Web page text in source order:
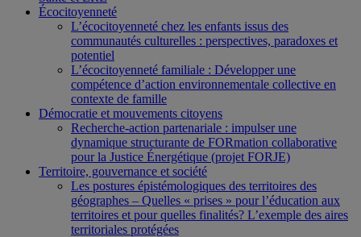
Écocitoyenneté
L’écocitoyenneté chez les enfants issus des
communautés culturelles : perspectives, paradoxes et
potentiel
L’écocitoyenneté familiale : Développer une
compétence d’action environnementale collective en
contexte de famille
Démocratie et mouvements citoyens
Recherche-action partenariale : impulser une
dynamique structurante de FORmation collaborative
pour la Justice Énergétique (projet FORJE)
Territoire, gouvernance et société
Les postures épistémologiques des territoires des
géographes – Quelles « prises » pour l’éducation aux
territoires et pour quelles finalités? L’exemple des aires
territoriales protégées